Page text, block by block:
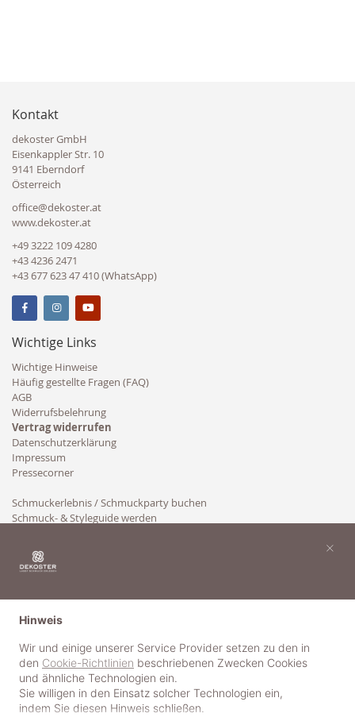
Kontakt
dekoster GmbH
Eisenkappler Str. 10
9141 Eberndorf
Österreich
office@dekoster.at
www.dekoster.at
+49 3222 109 4280
+43 4236 2471
+43 677 623 47 410 (WhatsApp)
Wichtige Links
Wichtige Hinweise
Häufig gestellte Fragen (FAQ)
AGB
Widerrufsbelehrung
Vertrag widerrufen
Datenschutzerklärung
Impressum
Pressecorner
Schmuckerlebnis / Schmuckparty buchen
Schmuck- & Styleguide werden
Hinweis
Wir und einige unserer Service Provider setzen zu den in
den Cookie-Richtlinien beschriebenen Zwecken Cookies
und ähnliche Technologien ein.
Sie willigen in den Einsatz solcher Technologien ein,
indem Sie diesen Hinweis schließen.
×